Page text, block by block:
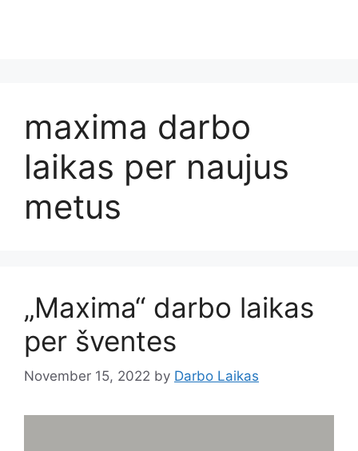
maxima darbo
laikas per naujus
metus
„Maxima“ darbo laikas
per šventes
November 15, 2022 by Darbo Laikas